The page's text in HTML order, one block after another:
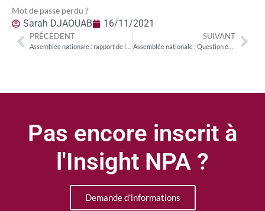
Mot de passe perdu ?
Sarah DJAOUAB 16/11/2021
PRÉCÉDENT SUIVANT
Assemblée nationale : Question écrite de Philippe Latombe (MoDem) sur le « By-pass » par les GAFAM de la législation européenne sur les brevets logiciels
Pas encore inscrit à
l'Insight NPA ?
Demande d'informations